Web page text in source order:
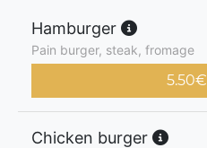
Hamburger
Pain burger, steak, fromage
5.50€
Chicken burger